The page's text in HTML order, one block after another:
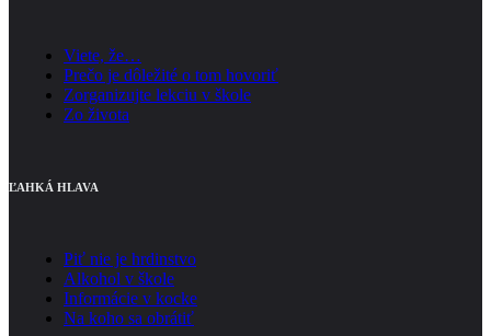
Viete, že…
Prečo je dôležité o tom hovoriť
Zorganizujte lekciu v škole
Zo života
ĽAHKÁ HLAVA
Piť nie je hrdinstvo
Alkohol v škole
Informácie v kocke
Na koho sa obrátiť